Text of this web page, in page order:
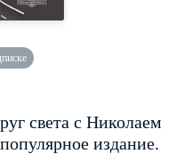
света с Николаем
издание.